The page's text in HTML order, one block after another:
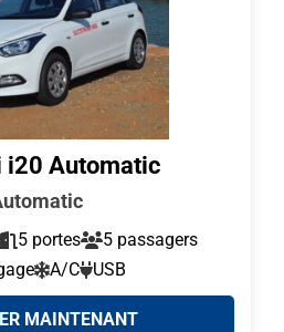
i20 Automatic
5 portes
5 passagers
A/C USB
MAINTENANT